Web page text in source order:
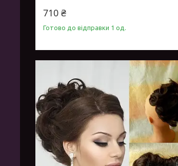
710 ₴
Готово до відправки 1 од.